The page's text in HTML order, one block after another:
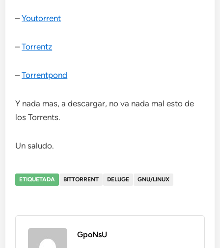
–Youtorrent
–Torrentz
–Torrentpond
Y nada mas, a descargar, no va nada mal esto de
los Torrents.
Un saludo.
ETIQUETADA BITTORRENT DELUGE GNU/LINUX
GpoNsU